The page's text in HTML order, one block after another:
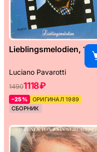
Lieblingsmelodien, 1989
Luciano Pavarotti
14901118 ₽
–25%
ОРИГИНАЛ 1989
СБОРНИК